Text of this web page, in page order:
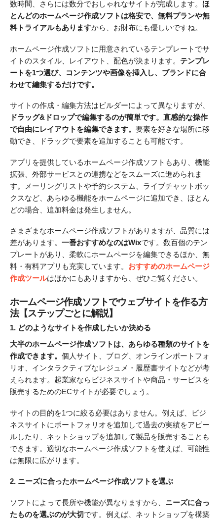
数時間、さらには数分でおしゃれなサイトが完成します。 ほ
とんどのホームページ作成ソフトは格安で、無料プランや無
料トライアルもありますから、お財布にも優しいですね。
ホームページ作成ソフトに用意されているテンプレートでサ
イトのスタイル、レイアウト、配色が決まります。 テンプレ
ートを1つ選び、コンテンツや画像を挿入し、ブランドに合
わせて編集するだけです。
サイトの作成・編集方法はビルダーによって異なりますが、
ドラッグ&ドロップで編集するのが簡単です。直感的な操作
で自由にレイアウトを編集できます。 要素を好きな場所に移
動でき、ドラッグで要素を追加することも可能です。
アプリを提供しているホームページ作成ソフトもあり、機能
拡張、外部サービスとの連携などをスムーズに進められま
す。メーリングリストや予約システム、ライブチャットボッ
クスなど、あらゆる機能をホームページに追加でき、ほとん
どの場合、追加料金は発生しません。
さまざまなホームページ作成ソフトがありますが、品質には
差があります。 一番おすすめなのはWixです。数百個のテン
プレートがあり、柔軟にホームページを編集できるほか、無
料・有料アプリも充実しています。 おすすめのホームページ
作成ツールはほかにもありますから、ぜひご覧ください。
ホームページ作成ソフトでウェブサイトを作る方
法【ステップごとに解説】
1. どのようなサイトを作成したいか決める
大半のホームページ作成ソフトは、あらゆる種類のサイトを
作成できます。 個人サイト、ブログ、オンラインポートフォ
リオ、インタラクティブなレジュメ・履歴書サイトなどが考
えられます。起業家ならビジネスサイトや商品・サービスを
販売するためのECサイトが必要でしょう。
サイトの目的を1つに絞る必要はありません。例えば、ビジ
ネスサイトにポートフォリオを追加して過去の実績をアピー
ルしたり、ネットショップを追加して製品を販売することも
できます。適切なホームページ作成ソフトを使えば、可能性
は無限に広がります。
2. ニーズに合ったホームページ作成ソフトを選ぶ
ソフトによって長所や機能が異なりますから、 ニーズに合っ
たものを選ぶのが大切です。例えば、ネットショップを構築